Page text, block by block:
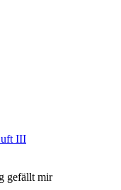
III
gefällt mir